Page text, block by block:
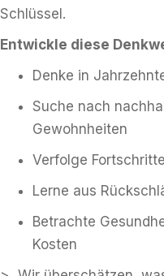
Schlüssel.
Entwickle diese
Denke in
Suche nach
Gewohnheiten
Verfolge
Lerne aus
Betrachte
Kosten